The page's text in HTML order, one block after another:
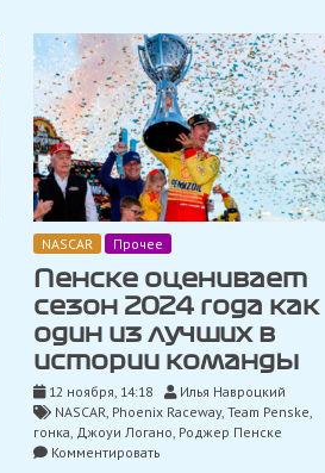
NASCAR Прочее
Пенске оценивает
сезон 2024 года как
один из лучших в
истории команды
12 ноября, 14:18
Илья Навроцкий
NASCAR Phoenix Raceway, Team Penske
гонка Джоуи Логано Роджер Пенске
Комментироватьon